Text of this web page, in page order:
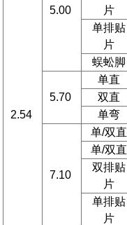
2.54
5.00
片
单排贴
片
蜈蚣脚
5.70
单直
双直
单弯
7.10
单/双直
单/双直
双排贴
片
单排贴
片